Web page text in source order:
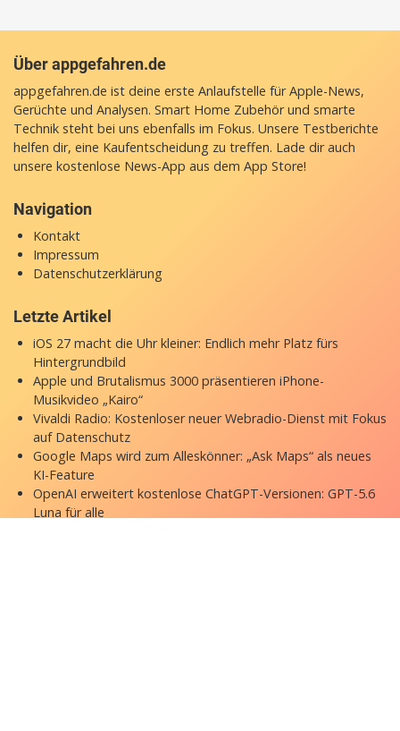
Über appgefahren.de
appgefahren.de ist deine erste Anlaufstelle für Apple-News,
Gerüchte und Analysen. Smart Home Zubehör und smarte
Technik steht bei uns ebenfalls im Fokus. Unsere Testberichte
helfen dir, eine Kaufentscheidung zu treffen. Lade dir auch
unsere kostenlose News-App aus dem App Store!
Navigation
Kontakt
Impressum
Datenschutzerklärung
Letzte Artikel
iOS 27 macht die Uhr kleiner: Endlich mehr Platz fürs
Hintergrundbild
Apple und Brutalismus 3000 präsentieren iPhone-
Musikvideo „Kairo“
Vivaldi Radio: Kostenloser neuer Webradio-Dienst mit Fokus
auf Datenschutz
Google Maps wird zum Alleskönner: „Ask Maps“ als neues
KI-Feature
OpenAI erweitert kostenlose ChatGPT-Versionen: GPT-5.6
Luna für alle